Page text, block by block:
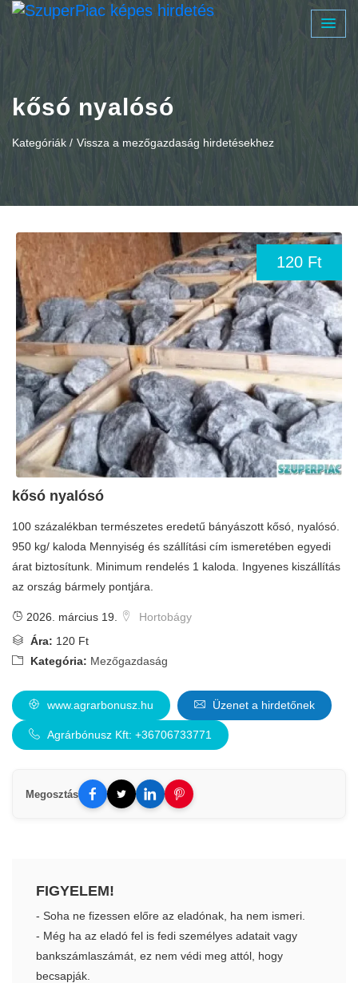
kősó nyalósó
Kategóriák / Vissza a mezőgazdaság hirdetésekhez
120 Ft
kősó nyalósó
100 százalékban természetes eredetű bányászott kősó, nyalósó.
950 kg/ kaloda Mennyiség és szállítási cím ismeretében egyedi
árat biztosítunk. Minimum rendelés 1 kaloda. Ingyenes kiszállítás
az ország bármely pontjára.
2026. március 19.
Hortobágy
Ára: 120 Ft
Kategória: Mezőgazdaság
www.agrarbonusz.hu Üzenet a hirdetőnek
Agrárbónusz Kft: +36706733771
Megosztás
FIGYELEM!
- Soha ne fizessen előre az eladónak, ha nem ismeri.
- Még ha az eladó fel is fedi személyes adatait vagy
bankszámlaszámát, ez nem védi meg attól, hogy
becsapják.